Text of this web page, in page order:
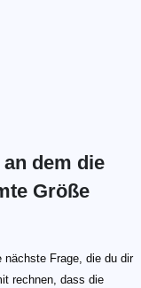
dem die
Größe
nächste Frage, die du dir
rechnen, dass die
\cdot 1,\!05^{t}